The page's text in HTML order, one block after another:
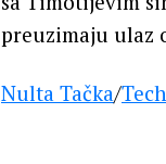
preuzimaju ulaz
Nulta Tačka/